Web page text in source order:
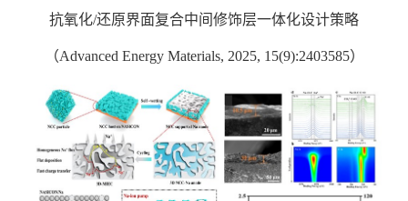
抗氧化/还原界面复合中间修饰层一体化设计策略
（Advanced Energy Materials, 2025, 15(9):2403585）